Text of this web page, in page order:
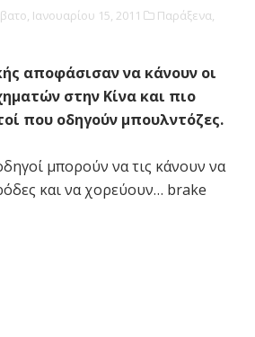
Ιανουαρίου 15, 2011 Παράξενα,
αποφάσισαν να κάνουν οι
στην Κίνα και πιο
που οδηγούν μπουλντόζες.
μπορούν να τις κάνουν να
και να χορεύουν… brake